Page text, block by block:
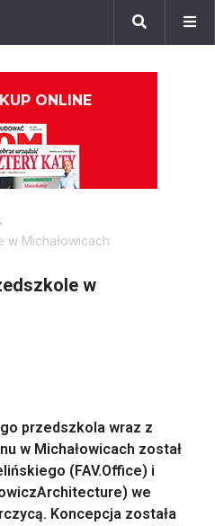
ONLINE
w Michałowicach
w
przedszkola wraz z
w Michałowicach został
(FAV.Office) i
we
Koncepcja została